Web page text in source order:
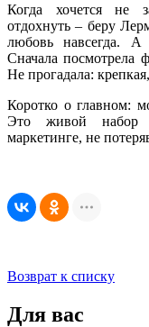
Когда хочется не
отдохнуть – беру
любовь навсегда.
Сначала посмотрела
Не прогадала:
Коротко о главном:
Это живой набор
маркетинге, не
Возврат к списку
Для вас